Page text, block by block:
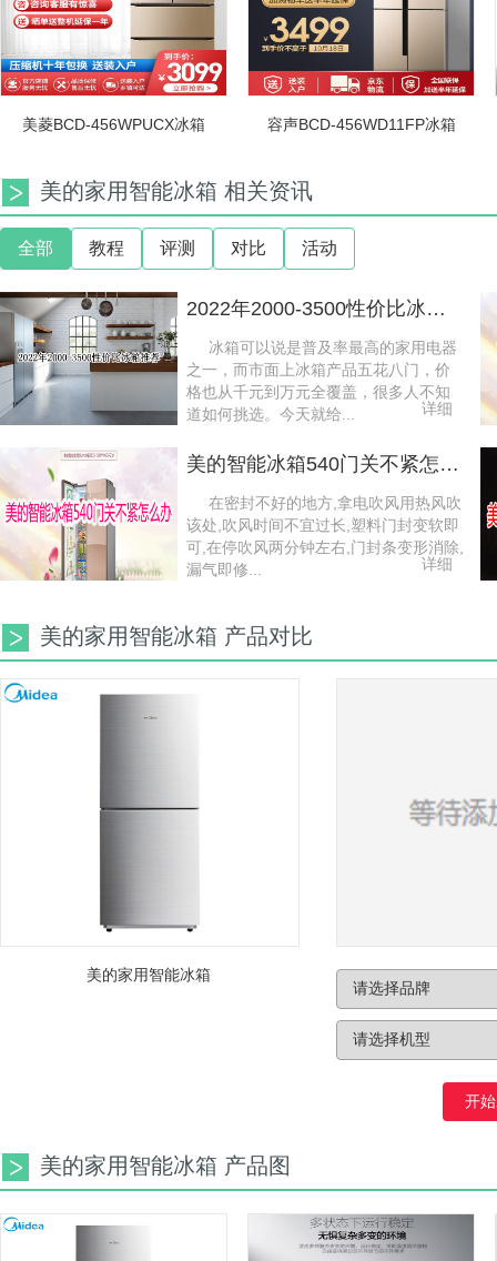
美菱BCD-456WPUCX冰箱 容声BCD-456WD11FP冰箱
美的家用智能冰箱 相关资讯
全部 教程 评测 对比 活动
2022年2000-3500性价比冰箱推荐
冰箱可以说是普及率最高的家用电器
之一，而市面上冰箱产品五花八门，价
格也从千元到万元全覆盖，很多人不知
道如何挑选。今天就给...
详细
美的智能冰箱540门关不紧怎么办
在密封不好的地方,拿电吹风用热风吹
该处,吹风时间不宜过长,塑料门封变软即
可,在停吹风两分钟左右,门封条变形消除,
漏气即修...
详细
美的家用智能冰箱 产品对比
美的家用智能冰箱
开
美的家用智能冰箱 产品图